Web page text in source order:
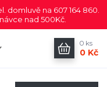
domluvě na 607 164 860.
nad 500Kč.
0 ks
0 Kč